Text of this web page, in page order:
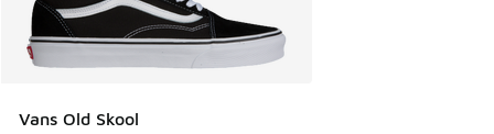
Vans Old Skool